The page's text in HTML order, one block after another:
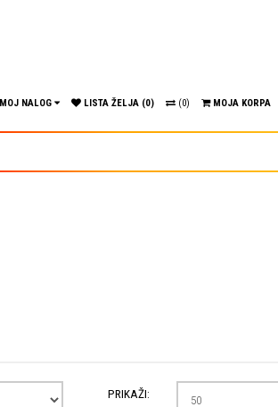
MOJ NALOG LISTA ŽELJA (0) (0) MOJA KORPA
PRIKAŽI: